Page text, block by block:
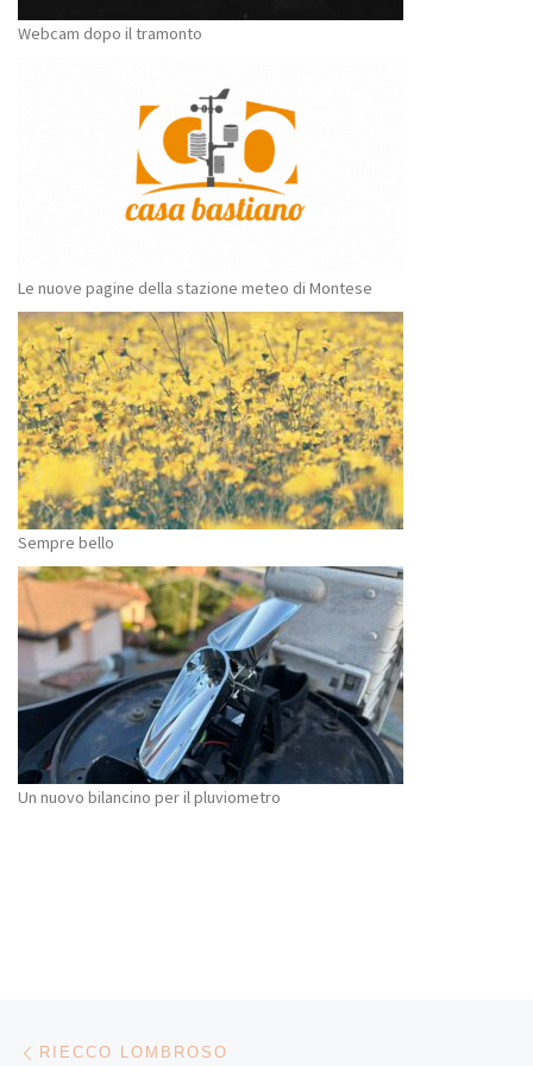
Webcam dopo il tramonto
Le nuove pagine della stazione meteo di Montese
Sempre bello
Un nuovo bilancino per il pluviometro
Navigazione articoli
RIECCO LOMBROSO